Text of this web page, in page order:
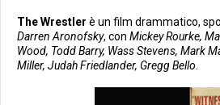
The Wrestler è un film drammatico,
Darren Aronofsky, con Mickey Rourke,
Wood, Todd Barry, Wass Stevens, Mark
Miller, Judah Friedlander, Gregg Bello